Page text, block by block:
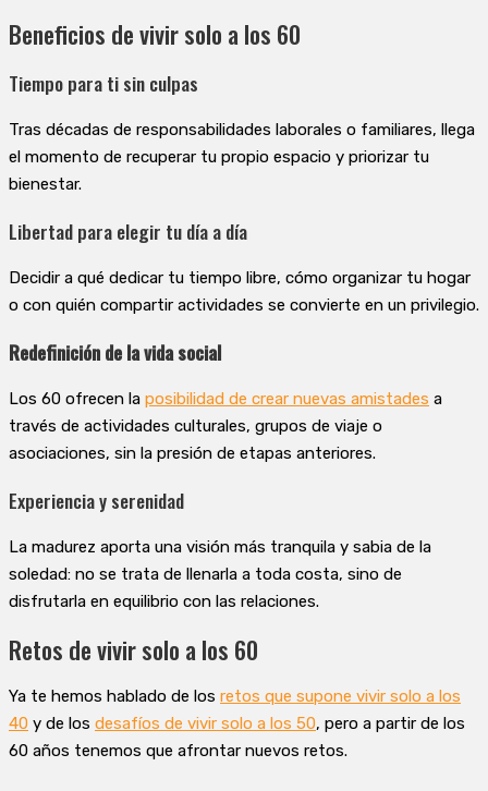
Beneficios de vivir solo a los 60
Tiempo para ti sin culpas
Tras décadas de responsabilidades laborales o familiares, llega
el momento de recuperar tu propio espacio y priorizar tu
bienestar.
Libertad para elegir tu día a día
Decidir a qué dedicar tu tiempo libre, cómo organizar tu hogar
o con quién compartir actividades se convierte en un privilegio.
Redefinición de la vida social
Los 60 ofrecen la posibilidad de crear nuevas amistades a
través de actividades culturales, grupos de viaje o
asociaciones, sin la presión de etapas anteriores.
Experiencia y serenidad
La madurez aporta una visión más tranquila y sabia de la
soledad: no se trata de llenarla a toda costa, sino de
disfrutarla en equilibrio con las relaciones.
Retos de vivir solo a los 60
Ya te hemos hablado de los retos que supone vivir solo a los
40 y de los desafíos de vivir solo a los 50, pero a partir de los
60 años tenemos que afrontar nuevos retos.